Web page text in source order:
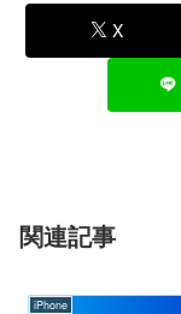
X
関連記事
iPhone